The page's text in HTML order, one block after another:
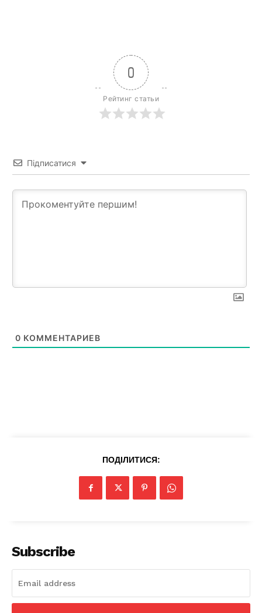
Magazine PRO
0
Рейтинг статьи
Підписатися
0 КОММЕНТАРИЕВ
ПОДІЛИТИСЯ:
Subscribe